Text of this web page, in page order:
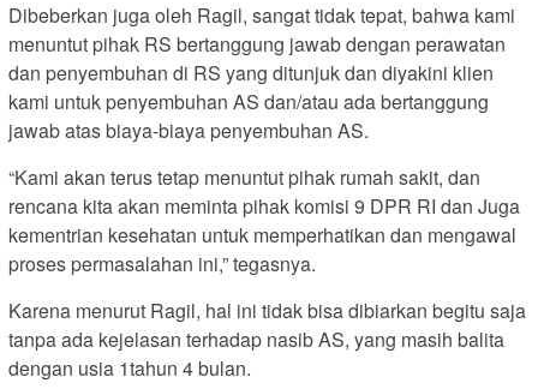
Dibeberkan juga oleh Ragil, sangat tidak tepat, bahwa kami
menuntut pihak RS bertanggung jawab dengan perawatan
dan penyembuhan di RS yang ditunjuk dan diyakini klien
kami untuk penyembuhan AS dan/atau ada bertanggung
jawab atas biaya-biaya penyembuhan AS.
“Kami akan terus tetap menuntut pihak rumah sakit, dan
rencana kita akan meminta pihak komisi 9 DPR RI dan Juga
kementrian kesehatan untuk memperhatikan dan mengawal
proses permasalahan ini,” tegasnya.
Karena menurut Ragil, hal ini tidak bisa dibiarkan begitu saja
tanpa ada kejelasan terhadap nasib AS, yang masih balita
dengan usia 1tahun 4 bulan.